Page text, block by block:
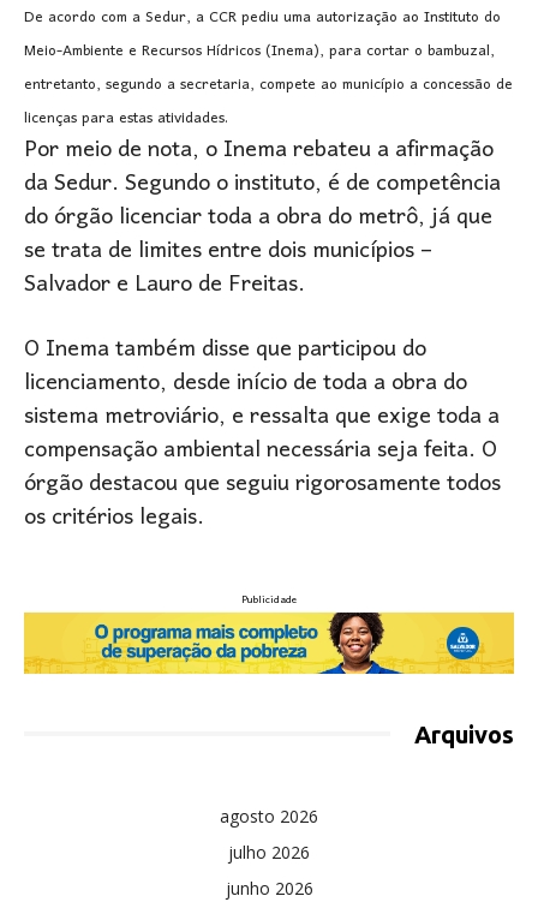
De acordo com a Sedur, a CCR pediu uma autorização ao Instituto do
Meio-Ambiente e Recursos Hídricos (Inema), para cortar o bambuzal,
entretanto, segundo a secretaria, compete ao município a concessão de
licenças para estas atividades.
Por meio de nota, o Inema rebateu a afirmação
da Sedur. Segundo o instituto, é de competência
do órgão licenciar toda a obra do metrô, já que
se trata de limites entre dois municípios –
Salvador e Lauro de Freitas.
O Inema também disse que participou do
licenciamento, desde início de toda a obra do
sistema metroviário, e ressalta que exige toda a
compensação ambiental necessária seja feita. O
órgão destacou que seguiu rigorosamente todos
os critérios legais.
Publicidade
Arquivos
agosto 2026
julho 2026
junho 2026